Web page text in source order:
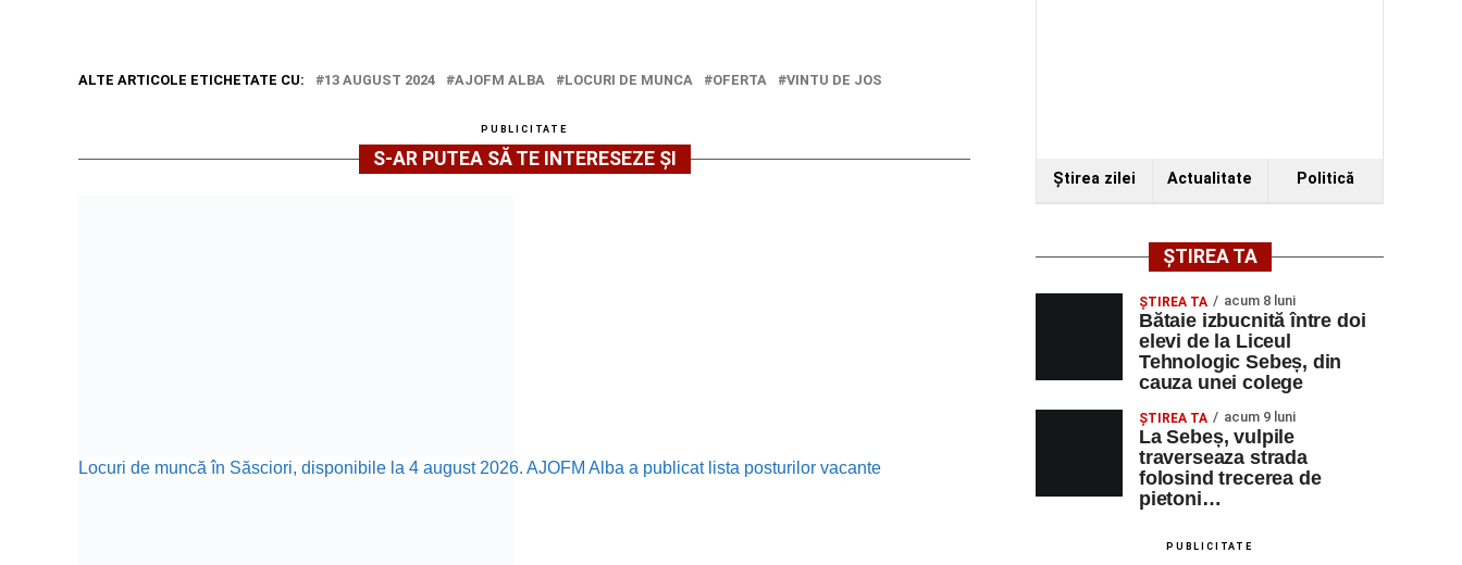
ALTE ARTICOLE ETICHETATE CU: 13 AUGUST 2024 AJOFM ALBA LOCURI DE MUNCA OFERTA VINTU DE JOS
PUBLICITATE
S-AR PUTEA SĂ TE INTERESEZE ȘI
Locuri de muncă în Săsciori, disponibile la 4 august 2026. AJOFM Alba a publicat lista posturilor vacante
Ştirea zilei Actualitate Politică
ȘTIREA TA
ŞTIREA TA acum 8 luni
Bătaie izbucnită între doi
elevi de la Liceul
Tehnologic Sebeș, din
cauza unei colege
ŞTIREA TA acum 9 luni
La Sebeș, vulpile
traverseaza strada
folosind trecerea de
pietoni…
PUBLICITATE